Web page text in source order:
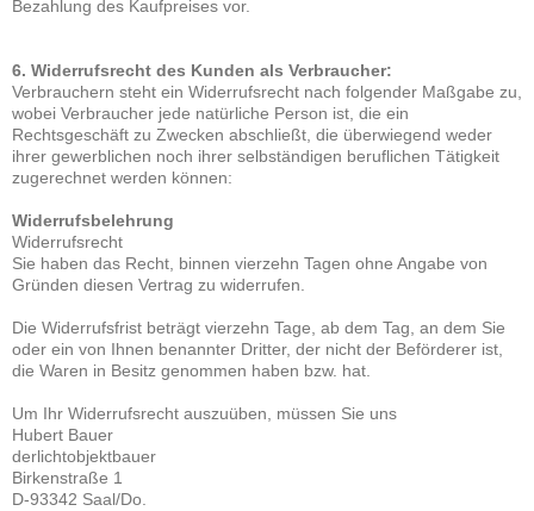
Bezahlung des Kaufpreises vor.
6. Widerrufsrecht des Kunden als Verbraucher:
Verbrauchern steht ein Widerrufsrecht nach folgender Maßgabe zu,
wobei Verbraucher jede natürliche Person ist, die ein
Rechtsgeschäft zu Zwecken abschließt, die überwiegend weder
ihrer gewerblichen noch ihrer selbständigen beruflichen Tätigkeit
zugerechnet werden können:
Widerrufsbelehrung
Widerrufsrecht
Sie haben das Recht, binnen vierzehn Tagen ohne Angabe von
Gründen diesen Vertrag zu widerrufen.
Die Widerrufsfrist beträgt vierzehn Tage, ab dem Tag, an dem Sie
oder ein von Ihnen benannter Dritter, der nicht der Beförderer ist,
die Waren in Besitz genommen haben bzw. hat.
Um Ihr Widerrufsrecht auszuüben, müssen Sie uns
Hubert Bauer
derlichtobjektbauer
Birkenstraße 1
D-93342 Saal/Do.